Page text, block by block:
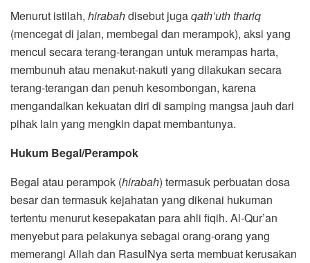
Menurut istilah, hirabahdisebut jugaqath’uth thariq
(mencegat di jalan, membegal dan merampok), aksi yang
mencul secara terang-terangan untuk merampas harta,
membunuh atau menakut-nakuti yang dilakukan secara
terang-terangan dan penuh kesombongan, karena
mengandalkan kekuatan diri di samping mangsa jauh dari
pihak lain yang mengkin dapat membantunya.
Hukum Begal/Perampok
Begal atau perampok (hirabah) termasuk perbuatan dosa
besar dan termasuk kejahatan yang dikenai hukuman
tertentu menurut kesepakatan para ahli fiqih. Al-Qur’an
menyebut para pelakunya sebagai orang-orang yang
memerangi Allah dan RasulNya serta membuat kerusakan